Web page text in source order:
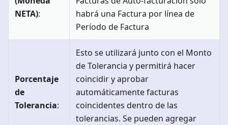
NETA):
habrá una Factura por línea de
Período de Factura
Porcentaje
de
Tolerancia:
Esto se utilizará junto con el Monto
de Tolerancia y permitirá hacer
coincidir y aprobar
automáticamente facturas
coincidentes dentro de las
tolerancias. Se pueden agregar